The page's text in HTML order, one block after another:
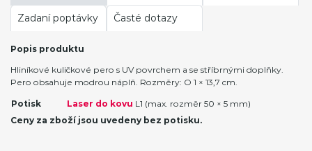
Zadaní poptávky Časté dotazy
Popis produktu
Hliníkové kuličkové pero s UV povrchem a se stříbrnými doplňky.
Pero obsahuje modrou náplň. Rozměry: O 1 × 13,7 cm.
Potisk Laser do kovu L1 (max. rozměr 50 × 5 mm)
Ceny za zboží jsou uvedeny bez potisku.